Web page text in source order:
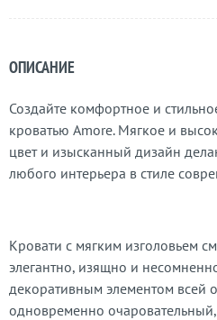
ОПИСАНИЕ
Создайте комфортное и
кроватью Amore. Мягкое и
цвет и изысканный дизайн
любого интерьера в стиле
Кровати с мягким изголовьем
элегантно, изящно и
декоративным элементом всей
одновременно